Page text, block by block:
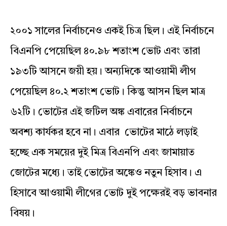
২০০১ সালের নির্বাচনেও একই চিত্র ছিল। এই নির্বাচনে
বিএনপি পেয়েছিল ৪০.৯৮ শতাংশ ভোট এবং তারা
১৯৩টি আসনে জয়ী হয়। অন্যদিকে আওয়ামী লীগ
পেয়েছিল ৪০.২ শতাংশ ভোট। কিন্তু আসন ছিল মাত্র
৬২টি। ভোটের এই জটিল অঙ্ক এবারের নির্বাচনে
অবশ্য কার্যকর হবে না। এবার ভোটের মাঠে লড়াই
হচ্ছে এক সময়ের দুই মিত্র বিএনপি এবং জামায়াত
জোটের মধ্যে। তাই ভোটের অঙ্কেও নতুন হিসাব। এ
হিসাবে আওয়ামী লীগের ভোট দুই পক্ষেরই বড় ভাবনার
বিষয়।